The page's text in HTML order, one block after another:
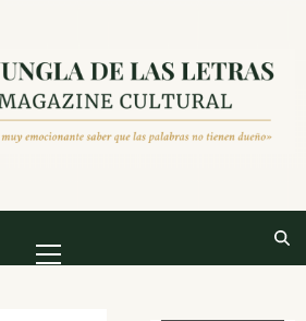
Menú
principal